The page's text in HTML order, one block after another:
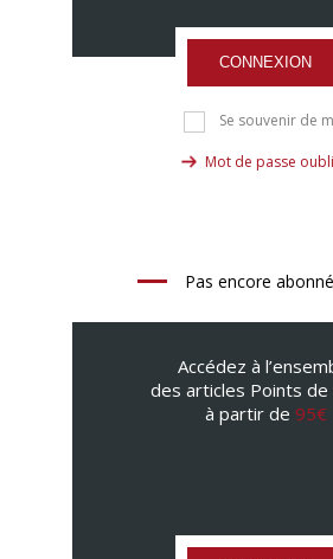
CONNEXION
Se souvenir de
Mot de passe
Pas encore
Accédez à
des articles Points
à partir de 95€